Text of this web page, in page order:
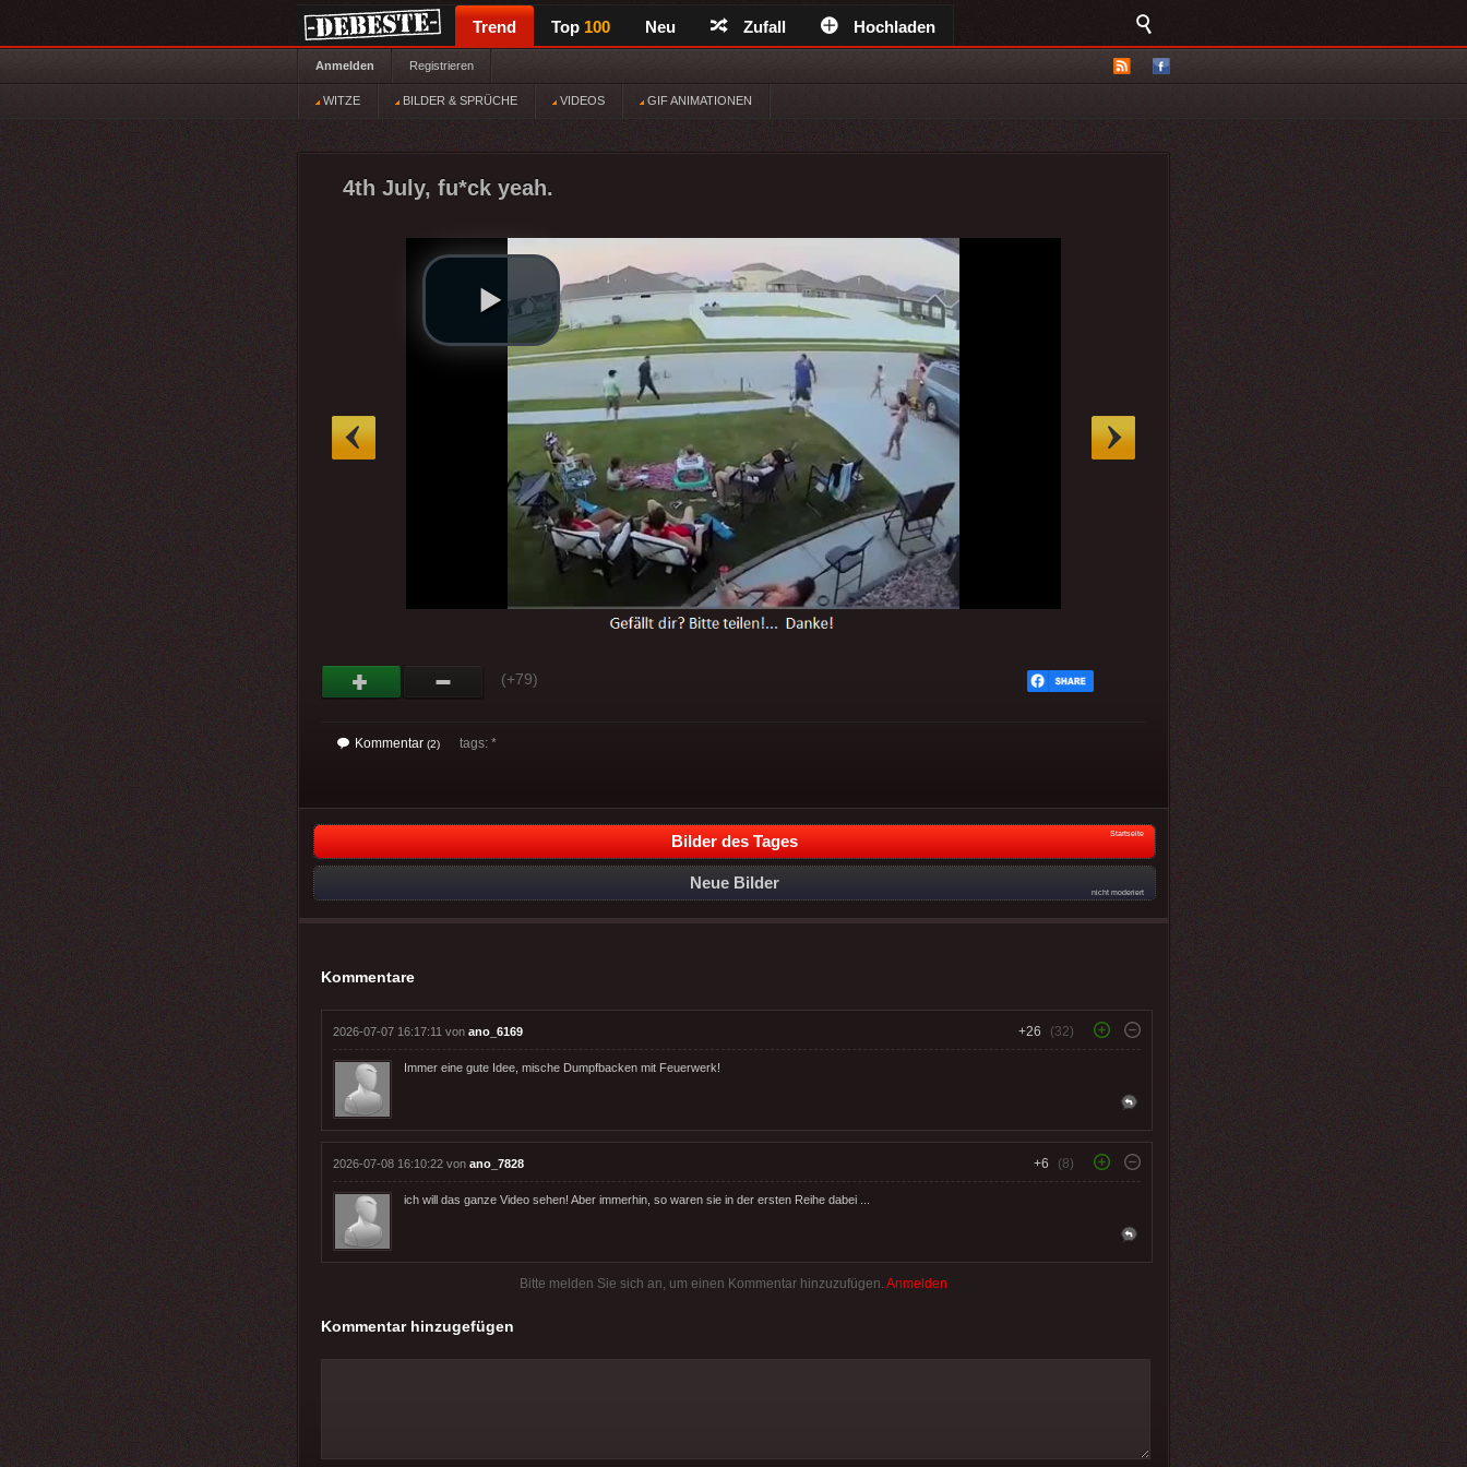
Trend Top 100 Neu Zufall Hochladen
Anmelden Registrieren
WITZE BILDER & SPRÜCHE VIDEOS GIF ANIMATIONEN
4th July, fu*ck yeah.
(+79)
Kommentar (2) tags: *
Bilder des Tages Startseite
Neue Bilder
nicht moderiert
Kommentare
2026-07-07 16:17:11 von ano_6169 +26 (32)
Immer eine gute Idee, mische Dumpfbacken mit Feuerwerk!
2026-07-08 16:10:22 von ano_7828 +6 (8)
ich will das ganze Video sehen! Aber immerhin, so waren sie in der ersten Reihe dabei ...
Bitte melden Sie sich an, um einen Kommentar hinzuzufügen. Anmelden
Kommentar hinzugefügen